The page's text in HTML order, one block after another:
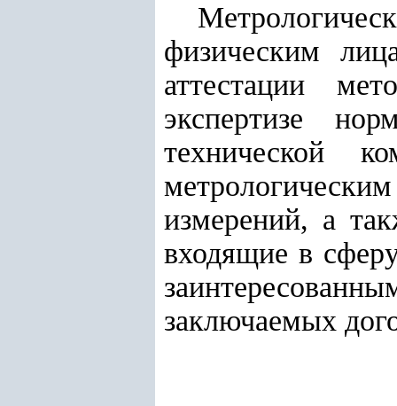
физическим
аттестации
экспертизе
технической
измерений, а
входящие в
заключаемых